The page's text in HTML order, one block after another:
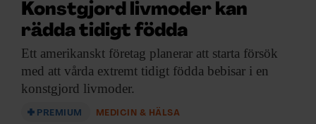
Konstgjord livmoder kan
rädda tidigt födda
Ett amerikanskt företag planerar att starta försök
med att vårda extremt tidigt födda bebisar i en
konstgjord livmoder.
PREMIUM MEDICIN & HÄLSA